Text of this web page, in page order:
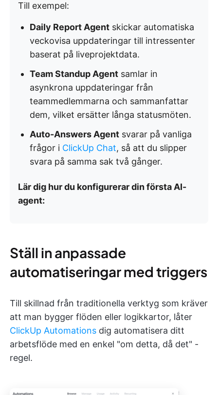
Till exempel:
Daily Report Agent skickar automatiska
veckovisa uppdateringar till intressenter
baserat på liveprojektdata.
Team Standup Agent samlar in
asynkrona uppdateringar från
teammedlemmarna och sammanfattar
dem, vilket ersätter långa statusmöten.
Auto-Answers Agent svarar på vanliga
frågor i ClickUp Chat, så att du slipper
svara på samma sak två gånger.
Lär dig hur du konfigurerar din första AI-
agent:
Ställ in anpassade
automatiseringar med triggers
Till skillnad från traditionella verktyg som kräver
att man bygger flöden eller logikkartor, låter
ClickUp Automations dig automatisera ditt
arbetsflöde med en enkel "om detta, då det" -
regel.